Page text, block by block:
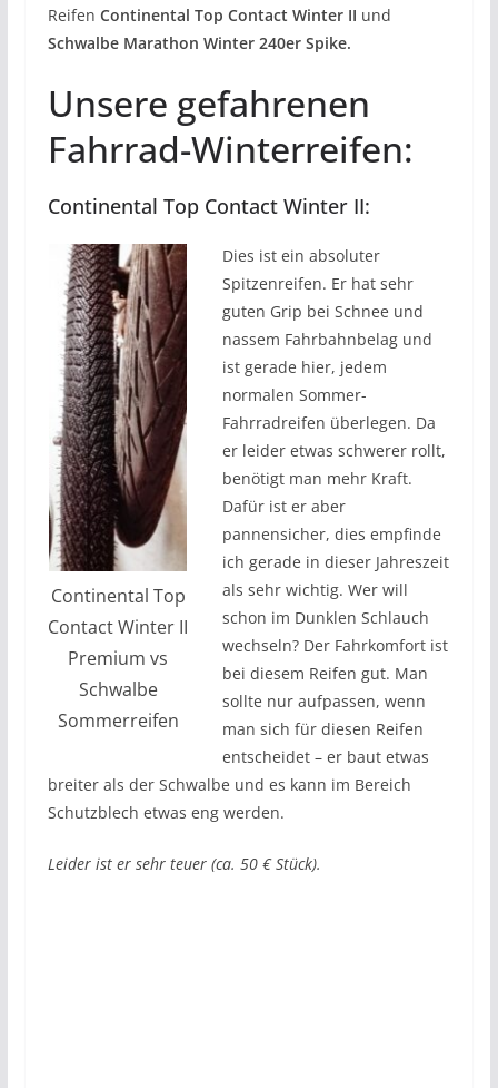
Reifen Continental Top Contact Winter II und
Schwalbe Marathon Winter 240er Spike.
Unsere gefahrenen
Fahrrad-Winterreifen:
Continental Top Contact Winter II:
Continental Top
Contact Winter II
Premium vs
Schwalbe
Sommerreifen
Dies ist ein absoluter
Spitzenreifen. Er hat sehr
guten Grip bei Schnee und
nassem Fahrbahnbelag und
ist gerade hier, jedem
normalen Sommer-
Fahrradreifen überlegen. Da
er leider etwas schwerer rollt,
benötigt man mehr Kraft.
Dafür ist er aber
pannensicher, dies empfinde
ich gerade in dieser Jahreszeit
als sehr wichtig. Wer will
schon im Dunklen Schlauch
wechseln? Der Fahrkomfort ist
bei diesem Reifen gut. Man
sollte nur aufpassen, wenn
man sich für diesen Reifen
entscheidet – er baut etwas
breiter als der Schwalbe und es kann im Bereich
Schutzblech etwas eng werden.
Leider ist er sehr teuer (ca. 50 € Stück).